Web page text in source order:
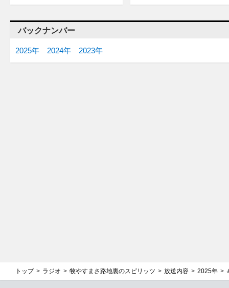
バックナンバー
2025年 2024年 2023年
トップ ラジオ 牧やすまさ路地裏のスピリッツ 放送内容 2025年